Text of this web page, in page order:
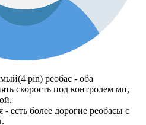
pin) реобас - оба
скорость под контролем мп,
есть более дорогие реобасы с